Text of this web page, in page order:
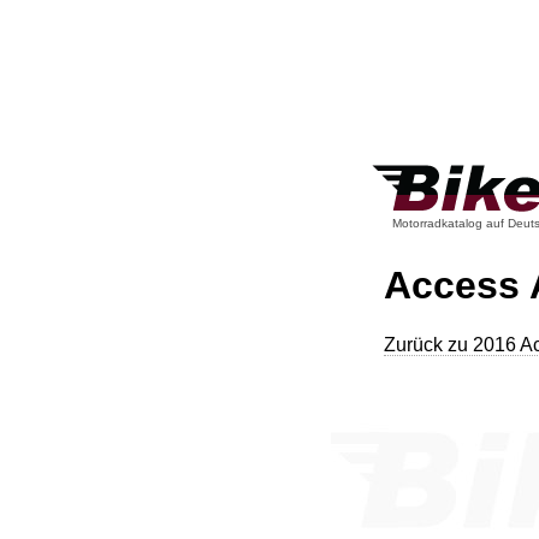
Motorradkatalog auf
Access
Zurück zu 2016